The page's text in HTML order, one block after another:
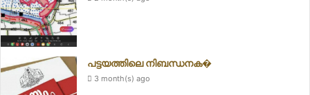
പട്ടയത്തിലെ നിബന്ധനക�
3 month(s) ago